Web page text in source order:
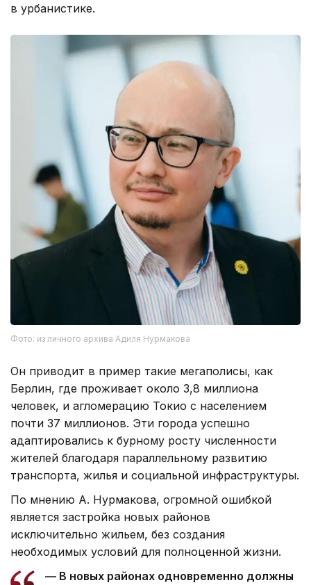
в урбанистике.
Фото: из личного архива Адиля Нурмакова
Он приводит в пример такие мегаполисы, как
Берлин, где проживает около 3,8 миллиона
человек, и агломерацию Токио с населением
почти 37 миллионов. Эти города успешно
адаптировались к бурному росту численности
жителей благодаря параллельному развитию
транспорта, жилья и социальной инфраструктуры.
По мнению А. Нурмакова, огромной ошибкой
является застройка новых районов
исключительно жильем, без создания
необходимых условий для полноценной жизни.
— В новых районах одновременно должны